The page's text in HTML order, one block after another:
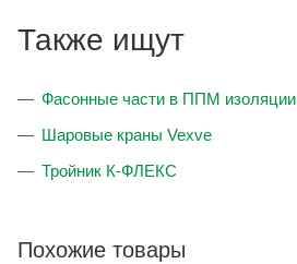
Также ищут
Фасонные части в ППМ изоляции
Шаровые краны Vexve
Тройник К-ФЛЕКС
Похожие товары